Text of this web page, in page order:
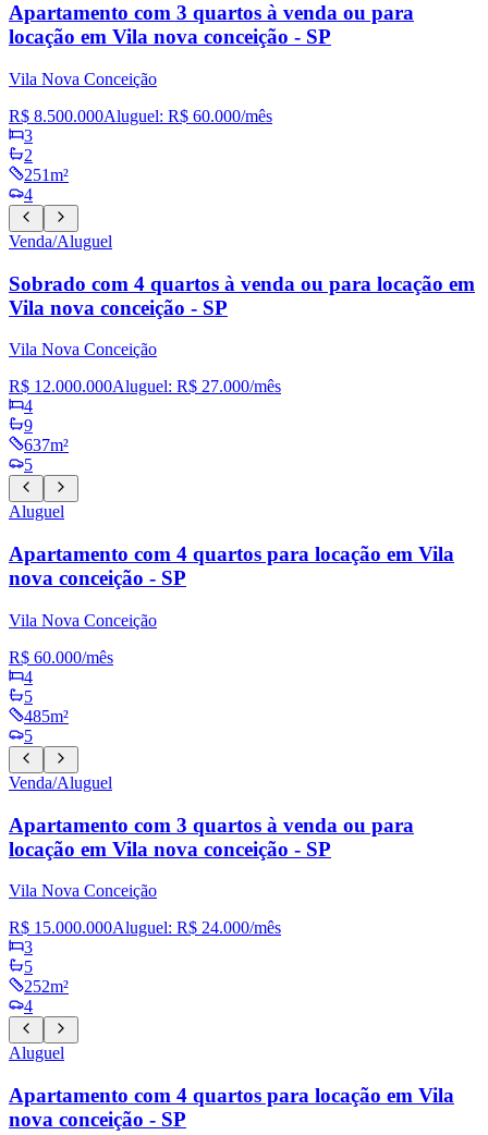
Apartamento com 3 quartos à venda ou para
locação em Vila nova conceição - SP
Vila Nova Conceição
R$ 8.500.000Aluguel: R$ 60.000/mês
3
2
251m²
4
Venda/Aluguel
Sobrado com 4 quartos à venda ou para locação em
Vila nova conceição - SP
Vila Nova Conceição
R$ 12.000.000Aluguel: R$ 27.000/mês
4
9
637m²
5
Aluguel
Apartamento com 4 quartos para locação em Vila
nova conceição - SP
Vila Nova Conceição
R$ 60.000/mês
4
5
485m²
5
Venda/Aluguel
Apartamento com 3 quartos à venda ou para
locação em Vila nova conceição - SP
Vila Nova Conceição
R$ 15.000.000Aluguel: R$ 24.000/mês
3
5
252m²
4
Aluguel
Apartamento com 4 quartos para locação em Vila
nova conceição - SP